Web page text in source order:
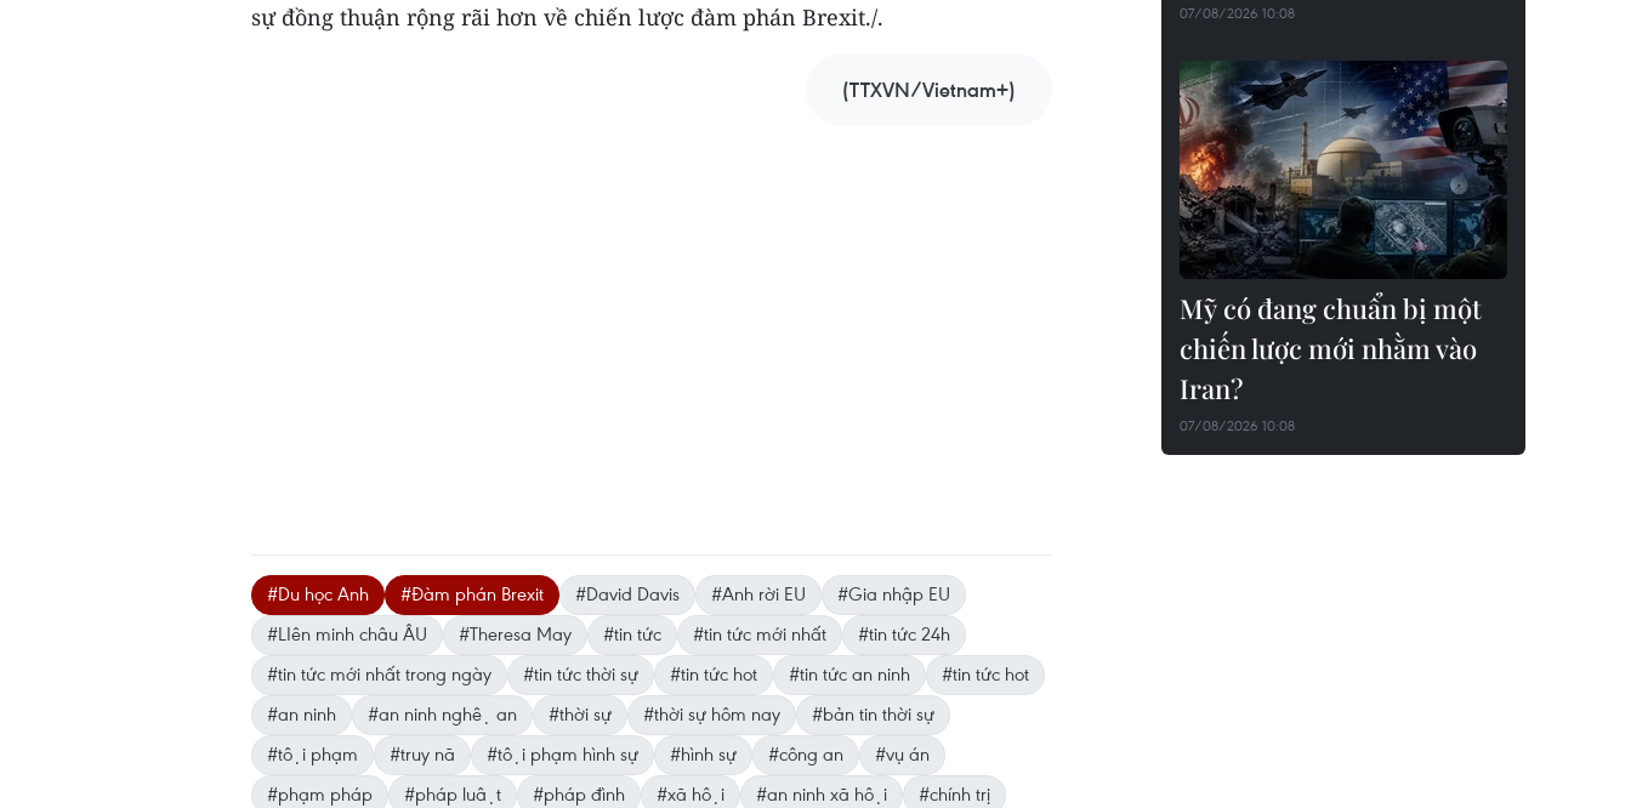
sự đồng thuận rộng rãi hơn về chiến lược đàm phán Brexit./.
(TTXVN/Vietnam+)
#Du học Anh #Đàm phán Brexit #David Davis #Anh rời EU
#Gia nhập EU
#LIên minh châu ÂU
#Theresa May #tin tức #tin tức mới nhất
#tin tức 24h
#tin tức mới nhất trong ngày
#tin tức thời sự #tin tức hot #tin tức an ninh
#tin tức hot
#an ninh
#an ninh nghệ an #thời sự #thời sự hôm nay
#bản tin thời sự
#tội phạm
#truy nã #tội phạm hình sự #hình sự #công an
#vụ án
#phạm pháp
#pháp luật #pháp đình #xã hội #an ninh xã hội
#chính trị
07/08/2026 10:08
Mỹ có đang chuẩn bị một
chiến lược mới nhằm vào
Iran?
07/08/2026 10:08